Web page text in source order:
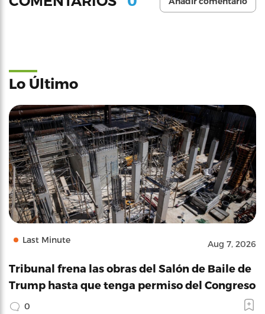
Lo Último
Last Minute Aug 7, 2026
Tribunal frena las obras del Salón de Baile de
Trump hasta que tenga permiso del Congreso
0